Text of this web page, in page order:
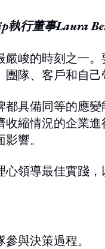
執行董事Laura
峻的時刻之一
隊、客戶和自己
具備同等的應
縮情況的企業
響。
領導最佳實踐
與決策過程。